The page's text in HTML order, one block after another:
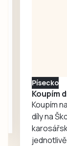
Písecko
Koupím
Koupím
díly na